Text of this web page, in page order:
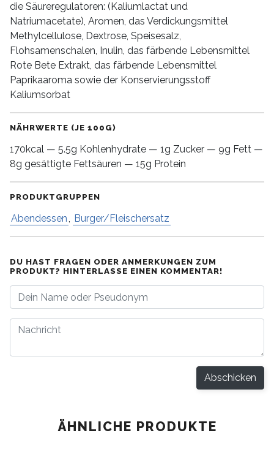
die Säureregulatoren: (Kaliumlactat und
Natriumacetate), Aromen, das Verdickungsmittel
Methylcellulose, Dextrose, Speisesalz,
Flohsamenschalen, Inulin, das färbende Lebensmittel
Rote Bete Extrakt, das färbende Lebensmittel
Paprikaaroma sowie der Konservierungsstoff
Kaliumsorbat
NÄHRWERTE (JE 100G)
170kcal — 5.5g Kohlenhydrate — 1g Zucker — 9g Fett —
8g gesättigte Fettsäuren — 15g Protein
PRODUKTGRUPPEN
Abendessen, Burger/Fleischersatz
DU HAST FRAGEN ODER ANMERKUNGEN ZUM
PRODUKT? HINTERLASSE EINEN KOMMENTAR!
Abschicken
ÄHNLICHE PRODUKTE